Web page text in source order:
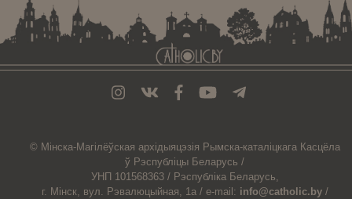
© Мiнска-Магiлёўская архiдыяцэзiя Рымска-каталіцкага Касцёла
ў Рэспубліцы Беларусь /
УНП 101568363 / Рэспубліка Беларусь,
г. Мінск, вул. Рэвалюцыйная, 1а / e-mail: info@catholic.by /